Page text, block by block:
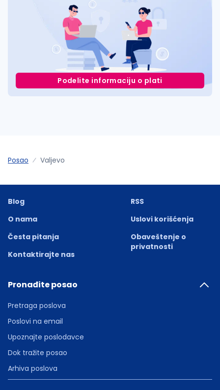
Podelite informaciju o plati
Posao Valjevo
Blog
O nama
Česta pitanja
Kontaktirajte nas
RSS
Uslovi korišćenja
Obaveštenje o
privatnosti
Pronađite posao
Pretraga poslova
Poslovi na email
Upoznajte poslodavce
Dok tražite posao
Arhiva poslova